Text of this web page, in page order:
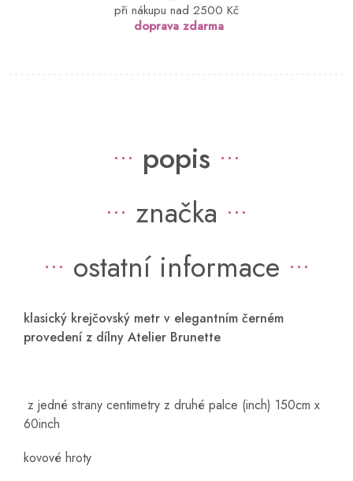
při nákupu nad 2500 Kč
doprava zdarma
popis
značka
ostatní informace
klasický krejčovský metr v elegantním černém
provedení z dílny Atelier Brunette
z jedné strany centimetry z druhé palce (inch) 150cm x
60inch
kovové hroty